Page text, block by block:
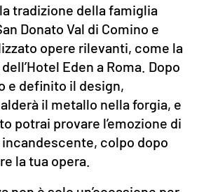
tradizione della famiglia
Donato Val di Comino e
opere rilevanti, come la
Eden a Roma. Dopo
e definito il design,
il metallo nella forgia, e
potrai provare l’emozione di
colpo dopo
la tua opera.